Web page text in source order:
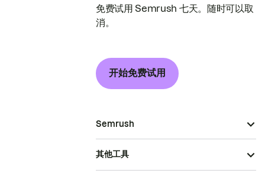
免费试用 Semrush 七天。随时可以取
消。
开始免费试用
Semrush
其他工具